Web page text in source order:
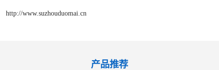
http://www.suzhouduomai.cn
产品推荐